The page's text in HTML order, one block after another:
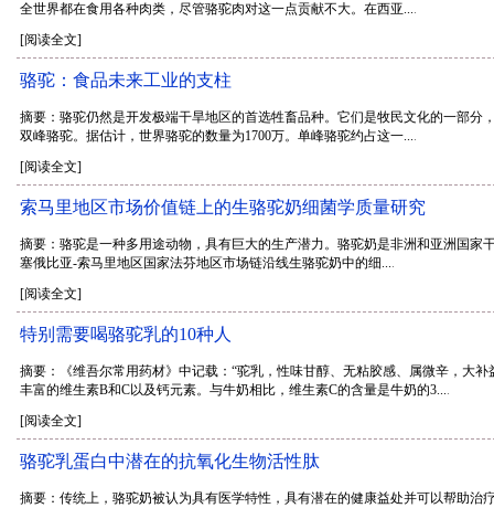
全世界都在食用各种肉类，尽管骆驼肉对这一点贡献不大。在西亚....
[阅读全文]
骆驼：食品未来工业的支柱
摘要：骆驼仍然是开发极端干旱地区的首选牲畜品种。它们是牧民文化的一部
双峰骆驼。据估计，世界骆驼的数量为1700万。单峰骆驼约占这一....
[阅读全文]
索马里地区市场价值链上的生骆驼奶细菌学质量研究
摘要：骆驼是一种多用途动物，具有巨大的生产潜力。骆驼奶是非洲和亚洲国
塞俄比亚-索马里地区国家法芬地区市场链沿线生骆驼奶中的细....
[阅读全文]
特别需要喝骆驼乳的10种人
摘要：《维吾尔常用药材》中记载：“驼乳，性味甘醇、无粘胶感、属微辛，大
丰富的维生素B和C以及钙元素。与牛奶相比，维生素C的含量是牛奶的3....
[阅读全文]
骆驼乳蛋白中潜在的抗氧化生物活性肽
摘要：传统上，骆驼奶被认为具有医学特性，具有潜在的健康益处并可以帮助